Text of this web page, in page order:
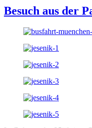
Besuch aus der